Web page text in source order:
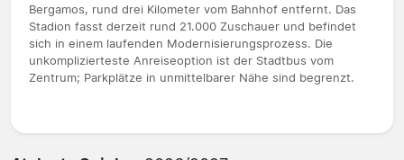
Bergamos, rund drei Kilometer vom Bahnhof entfernt. Das
Stadion fasst derzeit rund 21.000 Zuschauer und befindet
sich in einem laufenden Modernisierungsprozess. Die
unkomplizierteste Anreiseoption ist der Stadtbus vom
Zentrum; Parkplätze in unmittelbarer Nähe sind begrenzt.